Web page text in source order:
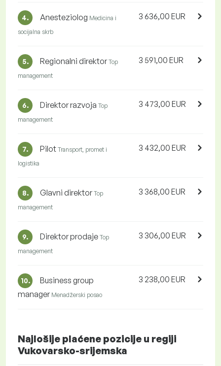
4. Anesteziolog Medicina i
socijalna skrb
3 636,00 EUR
5. Regionalni direktor Top
management
3 591,00 EUR
6. Direktor razvoja Top
management
3 473,00 EUR
7. Pilot Transport, promet i
logistika
3 432,00 EUR
8. Glavni direktor Top
management
3 368,00 EUR
9. Direktor prodaje Top
management
3 306,00 EUR
10.
Business group
manager Menadžerski posao
3 238,00 EUR
Najlošije plaćene pozicije u regiji
Vukovarsko-srijemska